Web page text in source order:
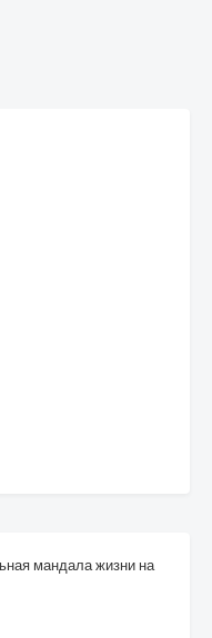
мандала жизни на